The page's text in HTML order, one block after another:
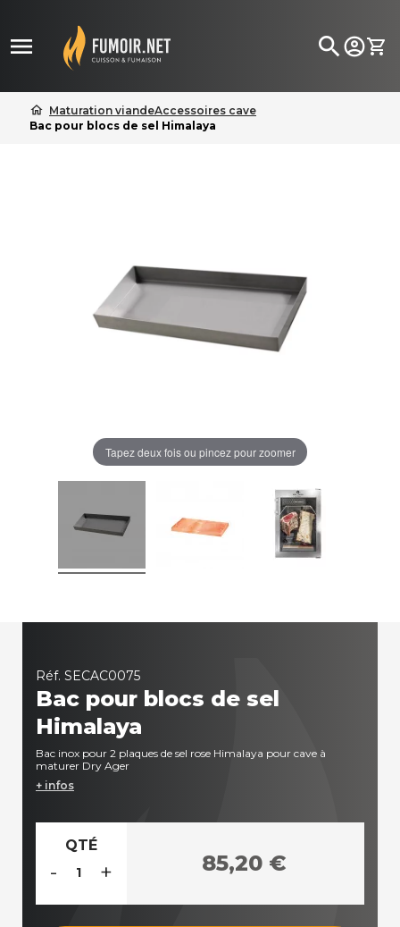
 search
home Maturation viandeAccessoires cave
Bac pour blocs de sel Himalaya
Tapez deux fois ou pincez pour zoomer
Réf. SECAC0075
Bac pour blocs de sel
Himalaya
Bac inox pour 2 plaques de sel rose Himalaya pour cave à
maturer Dry Ager
+ infos
QTÉ
- + 85,20 €